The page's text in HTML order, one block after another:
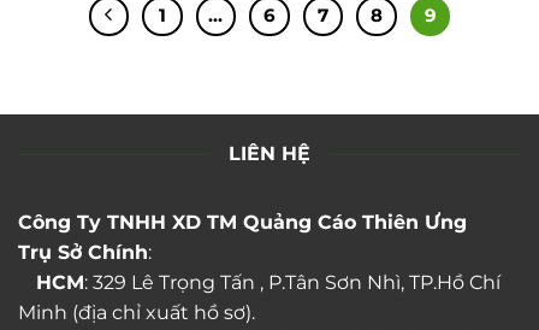
1 … 6 7 8 9
LIÊN HỆ
Công Ty TNHH XD TM Quảng Cáo Thiên Ưng
Trụ Sở Chính:
HCM: 329 Lê Trọng Tấn , P.Tân Sơn Nhì, TP.Hồ Chí
Minh (địa chỉ xuất hồ sơ).